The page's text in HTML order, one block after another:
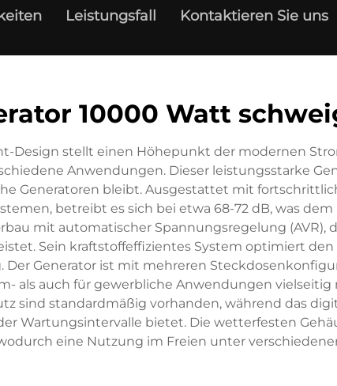
Leistungsfall
Kontaktieren Sie uns
10000 Watt
Design stellt einen Höhepunkt der modernen
Anwendungen. Dieser leistungsstarke
Generatoren bleibt. Ausgestattet mit
betreibt es sich bei etwa 68-72 dB, was
mit automatischer Spannungsregelung (AVR),
Sein kraftstoffeffizientes System optimiert
Generator ist mit mehreren
als auch für gewerbliche Anwendungen
sind standardmäßig vorhanden, während das
Wartungsintervalle bietet. Die wetterfesten
eine Nutzung im Freien unter